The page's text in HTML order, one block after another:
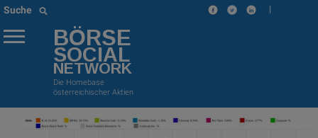
Suche |
BÖRSE
SOCIAL
NETWORK
Die Homebase
österreichischer Aktien